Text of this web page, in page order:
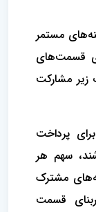
مستمر
قسمت‌های
مشارکت
پرداخت
سهم هر
مشترک
قسمت